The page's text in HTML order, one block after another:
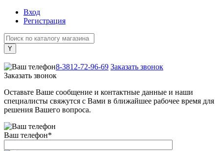
Вход
Регистрация
8-3812-72-96-69 Заказать звонок
Заказать звонок
Оставьте Ваше сообщение и контактные данные и наши
специалисты свяжутся с Вами в ближайшее рабочее время для
решения Вашего вопроса.
Ваш телефон*